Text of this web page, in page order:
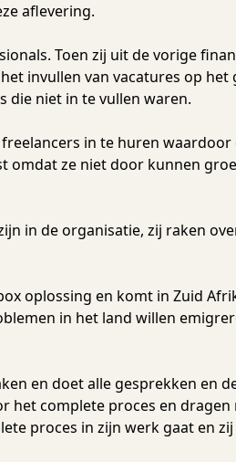
aflevering.
Toen zij uit de vorige
invullen van vacatures op het
die niet in te vullen waren.
in te huren
omdat ze niet door kunnen
in de organisatie, zij raken
oplossing en komt in Zuid
in het land willen
en doet alle gesprekken en
het complete proces en dragen
proces in zijn werk gaat en